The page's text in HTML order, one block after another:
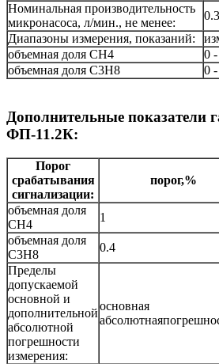
Номинальная производительность
микронасоса, л/мин., не менее:
0.3
Диапазоны измерения, показаний:
объемная доля СН4
0
объемная доля С3Н8
0
Дополнительные показатели
ФП-11.2К:
Порог
срабатывания
сигнализации:
порог,%
объемная доля
СН4
1
объемная доля
С3Н8
0.4
Пределы
допускаемой
основной и
дополнительной
абсолютной
погрешности
измерения:
основная